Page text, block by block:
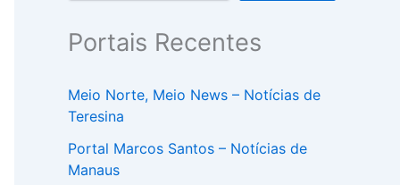
Portais Recentes
Meio Norte, Meio News – Notícias de
Teresina
Portal Marcos Santos – Notícias de
Manaus